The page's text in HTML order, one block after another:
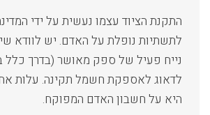
התקנת הציוד עצמו נעשית על ידי
לתשתיות נופלת על האדם. יש לוודא
נייח פעיל של ספק מאושר (בדרך כלל
לדאוג לאספקת חשמל תקינה. עלות
היא על חשבון האדם המפוקח.